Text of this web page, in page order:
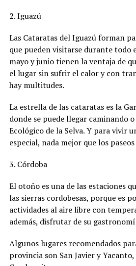
2. Iguazú
Las Cataratas del Iguazú forman
que pueden visitarse durante todo
mayo y junio tienen la ventaja de
el lugar sin sufrir el calor y con
hay multitudes.
La estrella de las cataratas es la
donde se puede llegar caminando
Ecológico de la Selva. Y para vivir
especial, nada mejor que los
3. Córdoba
El otoño es una de las estaciones
las sierras cordobesas, porque es
actividades al aire libre con
además, disfrutar de su
Algunos lugares recomendados
provincia son San Javier y